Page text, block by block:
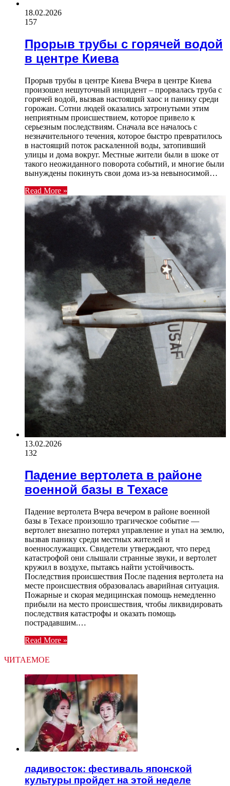
18.02.2026
157
Прорыв трубы с горячей водой
в центре Киева
Прорыв трубы в центре Киева Вчера в центре Киева
произошел нешуточный инцидент – прорвалась труба с
горячей водой, вызвав настоящий хаос и панику среди
горожан. Сотни людей оказались затронутыми этим
неприятным происшествием, которое привело к
серьезным последствиям. Сначала все началось с
незначительного течения, которое быстро превратилось
в настоящий поток раскаленной воды, затопивший
улицы и дома вокруг. Местные жители были в шоке от
такого неожиданного поворота событий, и многие были
вынуждены покинуть свои дома из-за невыносимой…
Read More »
13.02.2026
132
Падение вертолета в районе
военной базы в Техасе
Падение вертолета Вчера вечером в районе военной
базы в Техасе произошло трагическое событие —
вертолет внезапно потерял управление и упал на землю,
вызвав панику среди местных жителей и
военнослужащих. Свидетели утверждают, что перед
катастрофой они слышали странные звуки, и вертолет
кружил в воздухе, пытаясь найти устойчивость.
Последствия происшествия После падения вертолета на
месте происшествия образовалась аварийная ситуация.
Пожарные и скорая медицинская помощь немедленно
прибыли на место происшествия, чтобы ликвидировать
последствия катастрофы и оказать помощь
пострадавшим.…
Read More »
ЧИТАЕМОЕ
ладивосток: фестиваль японской
культуры пройдет на этой неделе